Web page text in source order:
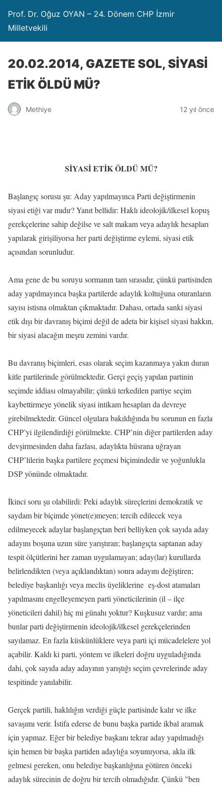
Prof. Dr. Oğuz OYAN – 24. Dönem CHP İzmir
Milletvekili
20.02.2014, GAZETE SOL, SİYASİ
ETİK ÖLDÜ MÜ?
Methiye 12 yıl önce
SİYASİ ETİK ÖLDÜ MÜ?
Başlangıç sorusu şu: Aday yapılmayınca Parti değiştirmenin
siyasi etiği var mıdır? Yanıt bellidir: Haklı ideolojik/ilkesel kopuş
gerekçelerine sahip değilse ve salt makam veya adaylık hesapları
yapılarak girişiliyorsa her parti değiştirme eylemi, siyasi etik
açısından sorunludur.
Ama gene de bu soruyu sormanın tam sırasıdır, çünkü partisinden
aday yapılmayınca başka partilerde adaylık koltuğuna oturanların
sayısı istisna olmaktan çıkmaktadır. Dahası, ortada sanki siyasi
etik dışı bir davranış biçimi değil de adeta bir kişisel siyasi hakkın,
bir siyasi alacağın meşru zemini vardır.
Bu davranış biçimleri, esas olarak seçim kazanmaya yakın duran
kitle partilerinde görülmektedir. Gerçi geçiş yapılan partinin
seçimde iddiası olmayabilir; çünkü terkedilen partiye seçim
kaybettirmeye yönelik siyasi intikam hesapları da devreye
girebilmektedir. Güncel olgulara bakıldığında bu sorunun en fazla
CHP’yi ilgilendirdiği görülmekte. CHP’nin diğer partilerden aday
devşirmesinden daha fazlası, adaylıkta hüsrana uğrayan
CHP’lilerin başka partilere geçmesi biçimindedir ve yoğunlukla
DSP yönünde olmaktadır.
İkinci soru şu olabilirdi: Peki adaylık süreçlerini demokratik ve
saydam bir biçimde yönet(e)meyen; tercih edilecek veya
edilmeyecek adaylar başlangıçtan beri belliyken çok sayıda aday
adayını boşuna uzun süre yarıştıran; başlangıçta saptanan aday
tespit ölçütlerini her zaman uygulamayan; aday(lar) kurullarda
belirlendikten (veya açıklandıktan) sonra adayını değiştiren;
belediye başkanlığı veya meclis üyeliklerine eş-dost atamaları
yapılmasını engelleyemeyen parti yöneticilerinin (il – ilçe
yöneticileri dahil) hiç mi günahı yoktur? Kuşkusuz vardır; ama
bunlar parti değiştirmenin ideolojik/ilkesel gerekçelerinden
sayılamaz. En fazla küskünlüklere veya parti içi mücadelelere yol
açabilir. Kaldı ki parti, yöntem ve ilkeleri doğru uyguladığında
dahi, çok sayıda aday adayının yarıştığı seçim çevrelerinde aday
tespitinde yanılabilir.
Gerçek partili, haklılığın verdiği güçle partisinde kalır ve ilke
savaşımı verir. İstifa ederse de bunu başka partide ikbal aramak
için yapmaz. Eğer bir belediye başkanı tekrar aday yapılmadığı
için hemen bir başka partiden adaylığa soyunuyorsa, akla ilk
gelmesi gereken, onu belediye başkanlığına götüren önceki
adaylık sürecinin de doğru bir tercih olmadığıdır. Çünkü "ben